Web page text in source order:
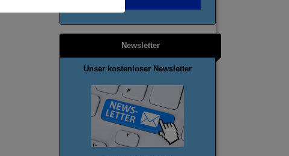
Newsletter
Unser kostenloser Newsletter